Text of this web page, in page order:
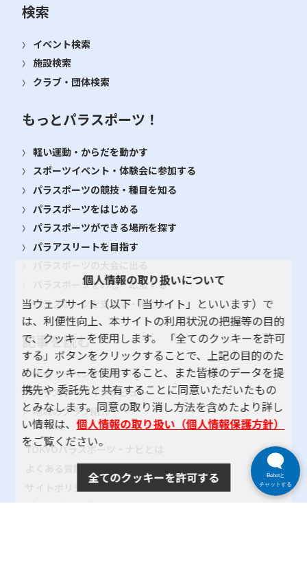
検索
イベント検索
施設検索
クラブ・団体検索
もっとパラスポーツ！
軽い運動・からだを動かす
スポーツイベント・体験会に参加する
パラスポーツの競技・種目を知る
パラスポーツをはじめる
パラスポーツができる場所を探す
パラアスリートを目指す
パラスポーツをみる・応援する
パラスポーツを支える・関わる
記事を読む
大会・イベント レポート
パラスポーツインタビュー
地域のクラブ紹介
TOKYOパラスポーツ・ナビとは
よくある質問
サイトポリシー
プライバシーポリシー
個人情報の取り扱いについて
当ウェブサイト（以下「当サイト」といいます）で
は、利便性向上、本サイトの利用状況の把握等の目的
で、クッキーを使用します。 「全てのクッキーを許可
する」ボタンをクリックすることで、上記の目的のた
めにクッキーを使用すること、また皆様のデータを提
携先や 委託先と共有することに同意いただいたもの
とみなします。同意の取り消し方法を含めたより詳し
い情報は、個人情報の取り扱い（個人情報保護方針）
をご覧ください。
全てのクッキーを許可する
Bebotと
チャットする